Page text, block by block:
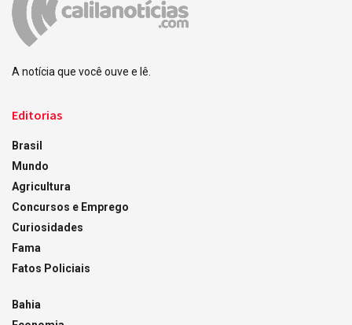
A notícia que você ouve e lê.
Editorias
Brasil
Mundo
Agricultura
Concursos e Emprego
Curiosidades
Fama
Fatos Policiais
Bahia